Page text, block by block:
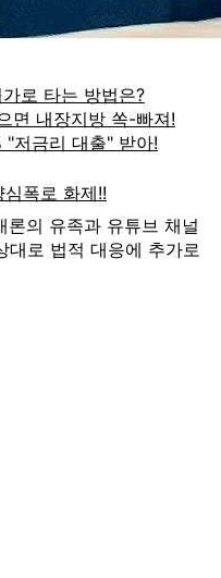
의 유족과 유튜브 채널
대로 법적 대응에 추가로